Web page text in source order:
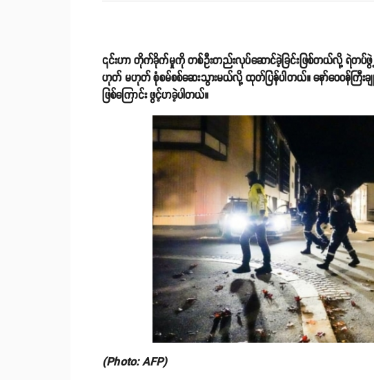
၎င်းဟာ တိုက်ခိုက်မှုကို တစ်ဦးတည်းလုပ်ဆောင်ခဲ့ခြင်းဖြစ်တယ်လို့ ရဲတ
ဟုတ် မဟုတ် စုံစမ်စစ်ဆေးသွားမယ်လို့ ထုတ်ပြန်ပါတယ်။ နော်ဝေဝန်ကြီ
ဖြစ်ကြောင်း ဖွင့်ဟခဲ့ပါတယ်။
(Photo: AFP)